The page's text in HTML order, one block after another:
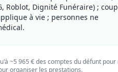
Roblot, Dignité Funéraire) ;
à vie ; personnes ne
~5 965 € des comptes du défunt
organiser les prestations.